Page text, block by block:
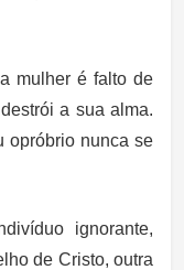
mulher é falto de
a sua alma.
opróbrio nunca se
ignorante,
de Cristo, outra